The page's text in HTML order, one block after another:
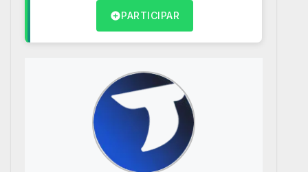
PARTICIPAR